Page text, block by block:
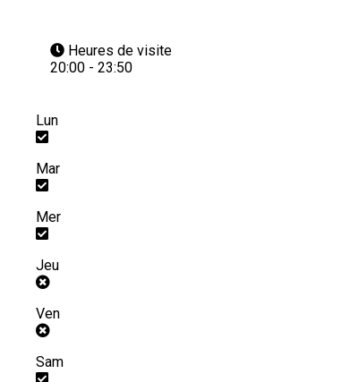
Heures de visite
20:00 - 23:50
Lun
Mar
Mer
Jeu
Ven
Sam